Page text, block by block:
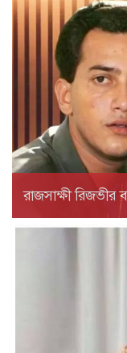
রাজসাক্ষী রিজভীর